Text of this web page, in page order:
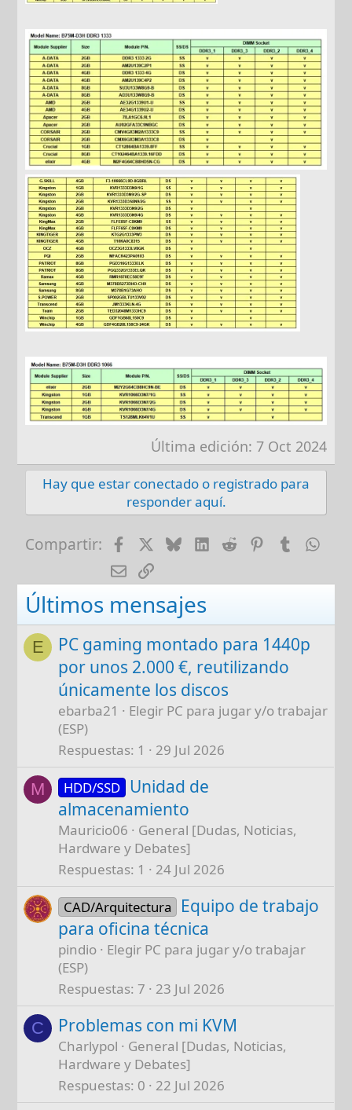
Última edición: 7 Oct 2024
Hay que estar conectado o registrado para
responder aquí.
Compartir: FacebookBlueskyLinkedIn
RedditPinterest
Tumblr
E-mailEnlace
Últimos mensajes
E
PC gaming montado para 1440p
por unos 2.000 €, reutilizando
únicamente los discos
ebarba21
Elegir PC para jugar y/o trabajar
(ESP)
Respuestas 1 29 Jul 2026
M HDD/SSD Unidad de
almacenamiento
Mauricio06
General [Dudas, Noticias,
Hardware y Debates]
Respuestas 1 24 Jul 2026
CAD/Arquitectura
Equipo de trabajo
para oficina técnica
pindio
Elegir PC para jugar y/o trabajar
(ESP)
Respuestas 7 23 Jul 2026
C Problemas con mi KVM
Charlypol
General [Dudas, Noticias,
Hardware y Debates]
Respuestas 0 22 Jul 2026